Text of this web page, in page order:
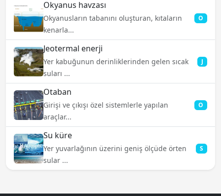
Okyanus havzası
Okyanusların tabanını oluşturan, kıtaların
kenarla...
O
Jeotermal enerji
Yer kabuğunun derinliklerinden gelen sıcak
suları ...
J
Otaban
Girişi ve çıkışı özel sistemlerle yapılan
araçlar...
O
Su küre
Yer yuvarlağının üzerini geniş ölçüde örten
sular ...
S